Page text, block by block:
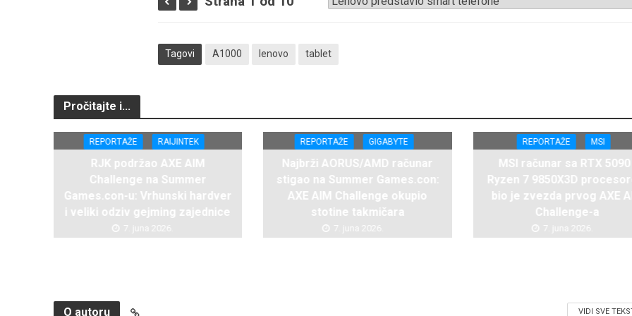
Tagovi A1000 lenovo tablet
Pročitajte i...
REPORTAŽE RAIJINTEK
RJK podržao AXE AIM
Challenge na Summer
Games.con-u: Vrhunski hardver
i veliki odziv gejming zajednice
7. juna 2026.
REPORTAŽE GIGABYTE
Najbrži AORUS/AMD računar
stigao na Summer Games.con:
AXE AIM Challenge okupio
stotine takmičara
7. juna 2026.
REPORTAŽE MSI
MSI računar sa RTX 5090
Ryzen 7 9850X3D
bio je zvezda prvog AXE
Challenge-a
7. juna 2026.
O autoru VIDI SVE